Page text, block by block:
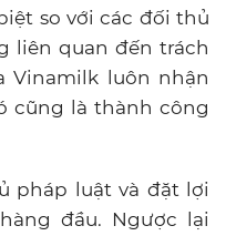
so với các đối thủ
liên quan đến trách
Vinamilk luôn nhận
cũng là thành công
pháp luật và đặt lợi
đầu. Ngược lại